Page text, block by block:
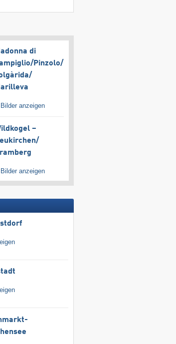
di
​Pinzolo/​
Bilder anzeigen
–
Bilder anzeigen